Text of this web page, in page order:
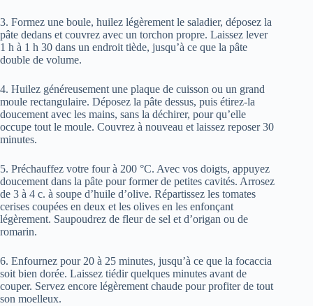
3. Formez une boule, huilez légèrement le saladier, déposez la
pâte dedans et couvrez avec un torchon propre. Laissez lever
1 h à 1 h 30 dans un endroit tiède, jusqu’à ce que la pâte
double de volume.
4. Huilez généreusement une plaque de cuisson ou un grand
moule rectangulaire. Déposez la pâte dessus, puis étirez-la
doucement avec les mains, sans la déchirer, pour qu’elle
occupe tout le moule. Couvrez à nouveau et laissez reposer 30
minutes.
5. Préchauffez votre four à 200 °C. Avec vos doigts, appuyez
doucement dans la pâte pour former de petites cavités. Arrosez
de 3 à 4 c. à soupe d’huile d’olive. Répartissez les tomates
cerises coupées en deux et les olives en les enfonçant
légèrement. Saupoudrez de fleur de sel et d’origan ou de
romarin.
6. Enfournez pour 20 à 25 minutes, jusqu’à ce que la focaccia
soit bien dorée. Laissez tiédir quelques minutes avant de
couper. Servez encore légèrement chaude pour profiter de tout
son moelleux.